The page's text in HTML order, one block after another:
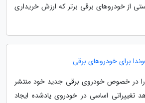
از خودروهای برقی برتر که ارزش خریداری
برای خودروهای برقی
را در خصوص خودروی برقی جدید خود منتشر
تغییراتی اساسی در خودروی یادشده ایجاد